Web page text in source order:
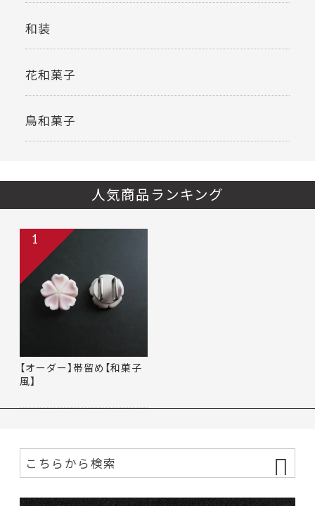
和装
花和菓子
鳥和菓子
人気商品ランキング
【オーダー】帯留め【和菓子
風】
1